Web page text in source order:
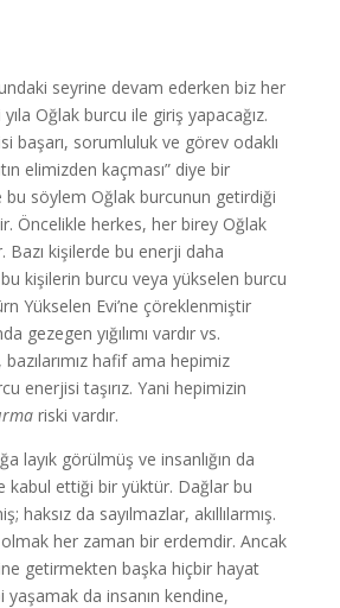
seyrine devam ederken biz her
Oğlak burcu ile giriş yapacağız.
başarı, sorumluluk ve görev odaklı
elimizden kaçması” diye bir
bu söylem Oğlak burcunun getirdiği
Öncelikle herkes, her birey Oğlak
Bazı kişilerde bu enerji daha
bu kişilerin burcu veya yükselen burcu
Yükselen Evi’ne çöreklenmiştir
gezegen yığılımı vardır vs.
bazılarımız hafif ama hepimiz
enerjisi taşırız. Yani hepimizin
riski vardır.
layık görülmüş ve insanlığın da
kabul ettiği bir yüktür. Dağlar bu
haksız da sayılmazlar, akıllılarmış.
her zaman bir erdemdir. Ancak
getirmekten başka hiçbir hayat
yaşamak da insanın kendine,